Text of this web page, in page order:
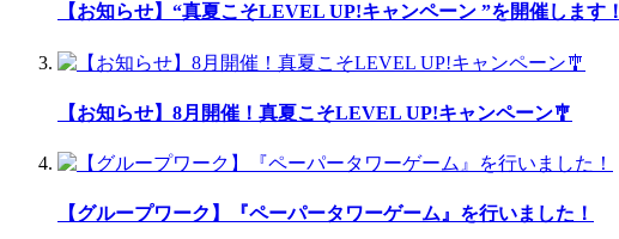
【お知らせ】“真夏こそLEVEL UP!キャンペーン ”を開催します！
【お知らせ】8月開催！真夏こそLEVEL UP!キャンペーン🎐
【グループワーク】『ペーパータワーゲーム』を行いました！